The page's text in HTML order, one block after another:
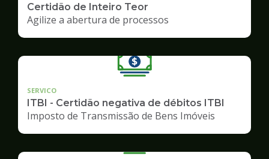
Certidão de Inteiro Teor
Agilize a abertura de processos
SERVICO
ITBI - Certidão negativa de débitos ITBI
Imposto de Transmissão de Bens Imóveis